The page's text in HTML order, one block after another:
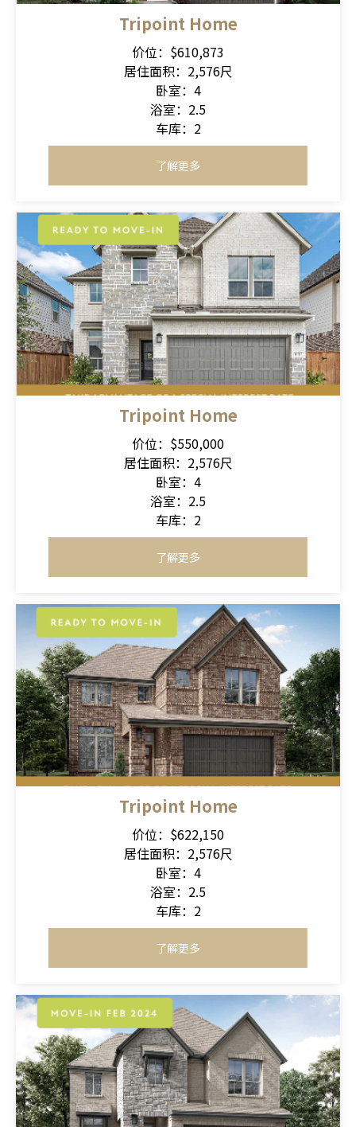
Tripoint Home
价位：$610,873
居住面积：2,576尺
卧室：4
浴室：2.5
车库：2
了解更多
Tripoint Home
价位：$550,000
居住面积：2,576尺
卧室：4
浴室：2.5
车库：2
了解更多
Tripoint Home
价位：$622,150
居住面积：2,576尺
卧室：4
浴室：2.5
车库：2
了解更多